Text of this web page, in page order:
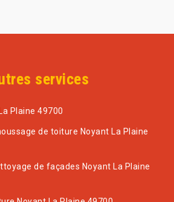
services
Plaine 49700
de toiture Noyant La Plaine
de façades Noyant La Plaine